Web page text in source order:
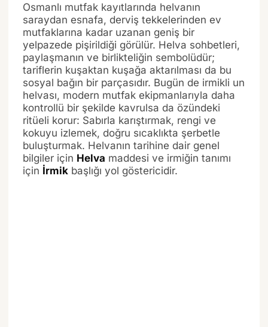
Osmanlı mutfak kayıtlarında helvanın
saraydan esnafa, derviş tekkelerinden ev
mutfaklarına kadar uzanan geniş bir
yelpazede pişirildiği görülür. Helva sohbetleri,
paylaşmanın ve birlikteliğin sembolüdür;
tariflerin kuşaktan kuşağa aktarılması da bu
sosyal bağın bir parçasıdır. Bugün de irmikli un
helvası, modern mutfak ekipmanlarıyla daha
kontrollü bir şekilde kavrulsa da özündeki
ritüeli korur: Sabırla karıştırmak, rengi ve
kokuyu izlemek, doğru sıcaklıkta şerbetle
buluşturmak. Helvanın tarihine dair genel
bilgiler için Helva maddesi ve irmiğin tanımı
için İrmik başlığı yol göstericidir.